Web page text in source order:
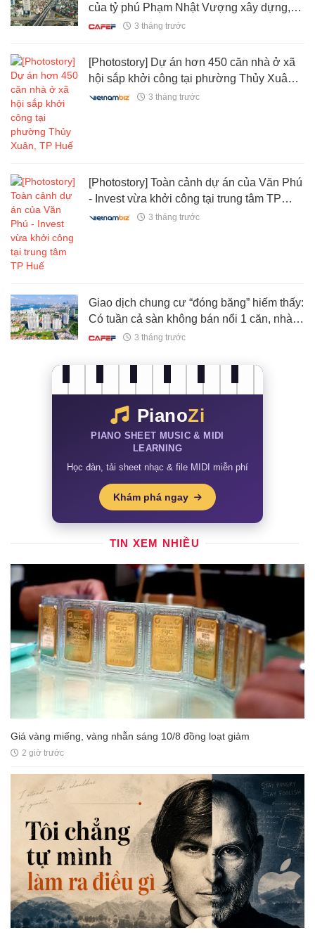
của tỷ phú Phạm Nhật Vượng xây dựng,
sở hữu công nghệ chưa từng có trong
3 tháng trước
[Photostory] Dự án hơn 450 căn nhà ở xã
hội sắp khởi công tại phường Thủy Xuân,
TP Huế
3 tháng trước
[Photostory] Toàn cảnh dự án của Văn Phú
- Invest vừa khởi công tại trung tâm TP
Huế
3 tháng trước
Giao dịch chung cư “đóng băng” hiếm thấy:
Có tuần cả sàn không bán nổi 1 căn, nhà
đầu tư giảm kỳ vọng từ lãi tiền tỷ xuống vài
3 tháng trước
PianoZi
PIANO SHEET MUSIC & MIDI
LEARNING
Học đàn, tải sheet nhạc & file MIDI miễn phí
Khám phá ngay
TIN XEM NHIỀU
Giá vàng miếng, vàng nhẫn sáng 10/8 đồng loạt giảm
2 giờ trước